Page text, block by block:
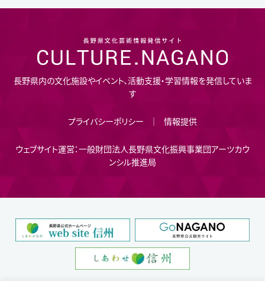
長野県内の文化施設やイベント、活動支援・学習情報を発信していま
す
プライバシーポリシー 情報提供
ウェブサイト運営：一般財団法人長野県文化振興事業団アーツカウ
ンシル推進局